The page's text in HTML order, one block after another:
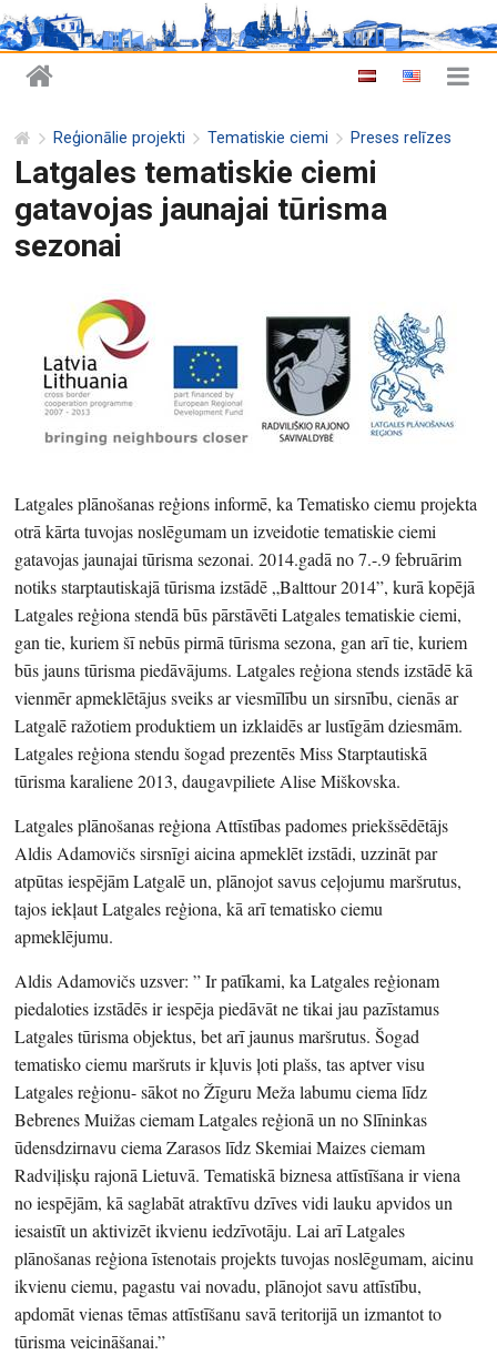
Reģionālie projekti Tematiskie ciemi Preses relīzes
Latgales tematiskie ciemi
gatavojas jaunajai tūrisma
sezonai
Latgales plānošanas reģions informē, ka Tematisko ciemu projekta
otrā kārta tuvojas noslēgumam un izveidotie tematiskie ciemi
gatavojas jaunajai tūrisma sezonai. 2014.gadā no 7.-.9 februārim
notiks starptautiskajā tūrisma izstādē „Balttour 2014”, kurā kopējā
Latgales reģiona stendā būs pārstāvēti Latgales tematiskie ciemi,
gan tie, kuriem šī nebūs pirmā tūrisma sezona, gan arī tie, kuriem
būs jauns tūrisma piedāvājums. Latgales reģiona stends izstādē kā
vienmēr apmeklētājus sveiks ar viesmīlību un sirsnību, cienās ar
Latgalē ražotiem produktiem un izklaidēs ar lustīgām dziesmām.
Latgales reģiona stendu šogad prezentēs Miss Starptautiskā
tūrisma karaliene 2013, daugavpiliete Alise Miškovska.
Latgales plānošanas reģiona Attīstības padomes priekšsēdētājs
Aldis Adamovičs sirsnīgi aicina apmeklēt izstādi, uzzināt par
atpūtas iespējām Latgalē un, plānojot savus ceļojumu maršrutus,
tajos iekļaut Latgales reģiona, kā arī tematisko ciemu
apmeklējumu.
Aldis Adamovičs uzsver: ” Ir patīkami, ka Latgales reģionam
piedaloties izstādēs ir iespēja piedāvāt ne tikai jau pazīstamus
Latgales tūrisma objektus, bet arī jaunus maršrutus. Šogad
tematisko ciemu maršruts ir kļuvis ļoti plašs, tas aptver visu
Latgales reģionu- sākot no Žīguru Meža labumu ciema līdz
Bebrenes Muižas ciemam Latgales reģionā un no Slīninkas
ūdensdzirnavu ciema Zarasos līdz Skemiai Maizes ciemam
Radviļisķu rajonā Lietuvā. Tematiskā biznesa attīstīšana ir viena
no iespējām, kā saglabāt atraktīvu dzīves vidi lauku apvidos un
iesaistīt un aktivizēt ikvienu iedzīvotāju. Lai arī Latgales
plānošanas reģiona īstenotais projekts tuvojas noslēgumam, aicinu
ikvienu ciemu, pagastu vai novadu, plānojot savu attīstību,
apdomāt vienas tēmas attīstīšanu savā teritorijā un izmantot to
tūrisma veicināšanai.”